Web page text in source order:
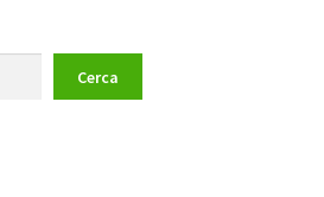
Cerca